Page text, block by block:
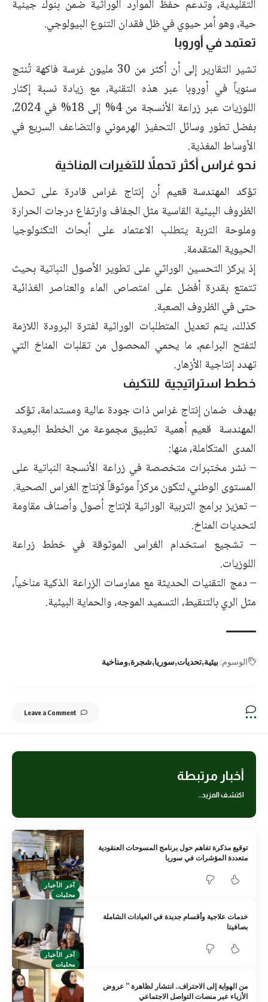
التقليدية، وتدعم حفظ الموارد الوراثية ضمن بنوك جينية
حية، وهو أمر حيوي في ظل فقدان التنوع البيولوجي.
تعتمد في أوروبا
تشير التقارير إلى أن أكثر من 30 مليون غرسة فاكهة تُنتج
سنوياً في أوروبا عبر هذه التقنية، مع زيادة نسبة إكثار
اللوزيات عبر زراعة الأنسجة من 4% إلى 18% في 2024،
بفضل تطور وسائل التحفيز الهرموني والتضاعف السريع في
الأوساط المغذية.
نحو غراس أكثر تحملاً للتغيرات المناخية
تؤكد المهندسة قعيم أن إنتاج غراس قادرة على تحمل
الظروف البيئية القاسية مثل الجفاف وارتفاع درجات الحرارة
وملوحة التربة يتطلب الاعتماد على أبحاث التكنولوجيا
الحيوية المتقدمة.
إذ يركز التحسين الوراثي على تطوير الأصول النباتية بحيث
تتمتع بقدرة أفضل على امتصاص الماء والعناصر الغذائية
حتى في الظروف الصعبة.
كذلك، يتم تعديل المتطلبات الوراثية لفترة البرودة اللازمة
لتفتح البراعم، ما يحمي المحصول من تقلبات المناخ التي
تهدد إنتاجية الأزهار.
خطط استراتيجية للتكيف
بهدف ضمان إنتاج غراس ذات جودة عالية ومستدامة، تؤكد
المهندسة قعيم أهمية تطبيق مجموعة من الخطط البعيدة
المدى المتكاملة، منها:
– نشر مختبرات متخصصة في زراعة الأنسجة النباتية على
المستوى الوطني، لتكون مركزاً موثوقاً لإنتاج الغراس الصحية.
– تعزيز برامج التربية الوراثية لإنتاج أصول وأصناف مقاومة
لتحديات المناخ.
– تشجيع استخدام الغراس الموثوقة في خطط زراعة
اللوزيات.
– دمج التقنيات الحديثة مع ممارسات الزراعة الذكية مناخياً،
مثل الري بالتنقيط، التسميد الموجه، والحماية البيئية.
الوسوم: بيئية تحديات سوريا شجرة ومناخية
Leave a Comment
أخبار مرتبطة
اكتشف المزيد..
آخر الأخبار
محليات
توقيع مذكرة تفاهم حول برنامج المسوحات العنقودية
متعددة المؤشرات في سوريا
آخر الأخبار
محليات
خدمات علاجية وأقسام جديدة في العيادات الشاملة
بصافيتا
من الهواية إلى الاحتراف.. انتشار لظاهرة ” عروض
الأزياء عبر منصات التواصل الاجتماعي